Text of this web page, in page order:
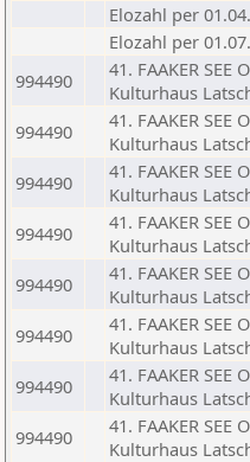
Elozahl per
Elozahl per
994490
41. FAAKER SEE
Kulturhaus
994490
41. FAAKER SEE
Kulturhaus
994490
41. FAAKER SEE
Kulturhaus
994490
41. FAAKER SEE
Kulturhaus
994490
41. FAAKER SEE
Kulturhaus
994490
41. FAAKER SEE
Kulturhaus
994490
41. FAAKER SEE
Kulturhaus
994490
41. FAAKER SEE
Kulturhaus